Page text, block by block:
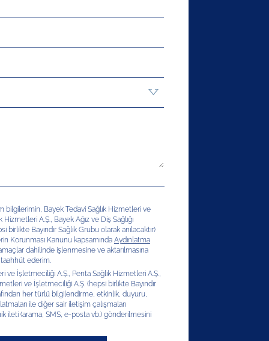
bilgilerimin, Bayek Tedavi Sağlık Hizmetleri ve
Hizmetleri A.Ş., Bayek Ağız ve Diş Sağlığı
Bayındır Sağlık Grubu olarak anılacaktır)
Korunması Kanunu kapsamında Aydınlatma
dahilinde işlenmesine ve aktarılmasına
ederim.
ve İşletmeciliği A.Ş., Penta Sağlık Hizmetleri A.Ş.,
ve İşletmeciliği A.Ş. (hepsi birlikte Bayındır
her türlü bilgilendirme, etkinlik, duyuru,
ile diğer sair iletişim çalışmaları
ileti (arama, SMS, e-posta vb.) gönderilmesini